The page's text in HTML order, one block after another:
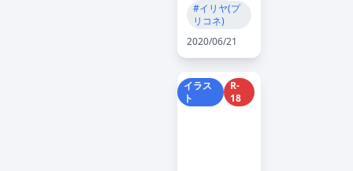
#イリヤ(プ
リコネ)
2020/06/21
イラス
ト
R-
18